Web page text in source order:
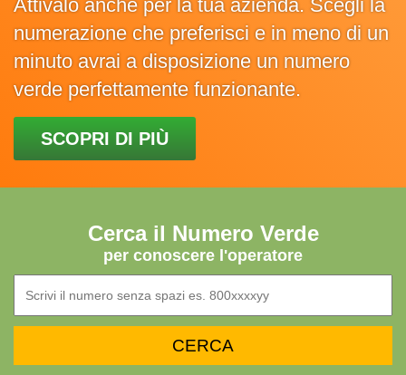
Attivalo anche per la tua azienda. Scegli la
numerazione che preferisci e in meno di un
minuto avrai a disposizione un numero
verde perfettamente funzionante.
SCOPRI DI PIÙ
Cerca il Numero Verde
per conoscere l'operatore